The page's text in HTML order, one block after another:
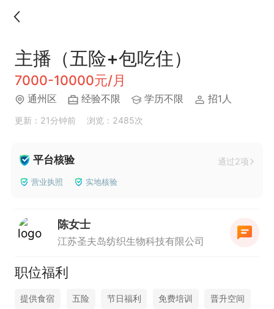
主播（五险+包吃住）
7000-10000元/月
通州区 经验不限 学历不限 招1人
更新：21分钟前 浏览：2485次
平台核验 通过2项
营业执照 实地核验
陈女士
江苏圣夫岛纺织生物科技有限公司
职位福利
提供食宿 五险 节日福利 免费培训 晋升空间